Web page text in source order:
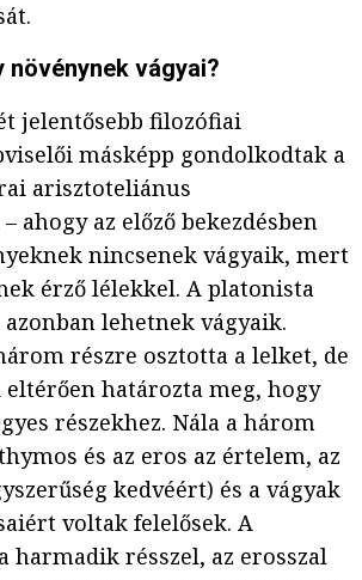
növénynek vágyai?
jelentősebb filozófiai
másképp gondolkodtak a
arisztoteliánus
ahogy az előző bekezdésben
nincsenek vágyaik, mert
érző lélekkel. A platonista
lehetnek vágyaik.
részre osztotta a lelket, de
határozta meg, hogy
részekhez. Nála a három
és az eros az értelem, az
kedvéért) és a vágyak
voltak felelősek. A
harmadik résszel, az erosszal